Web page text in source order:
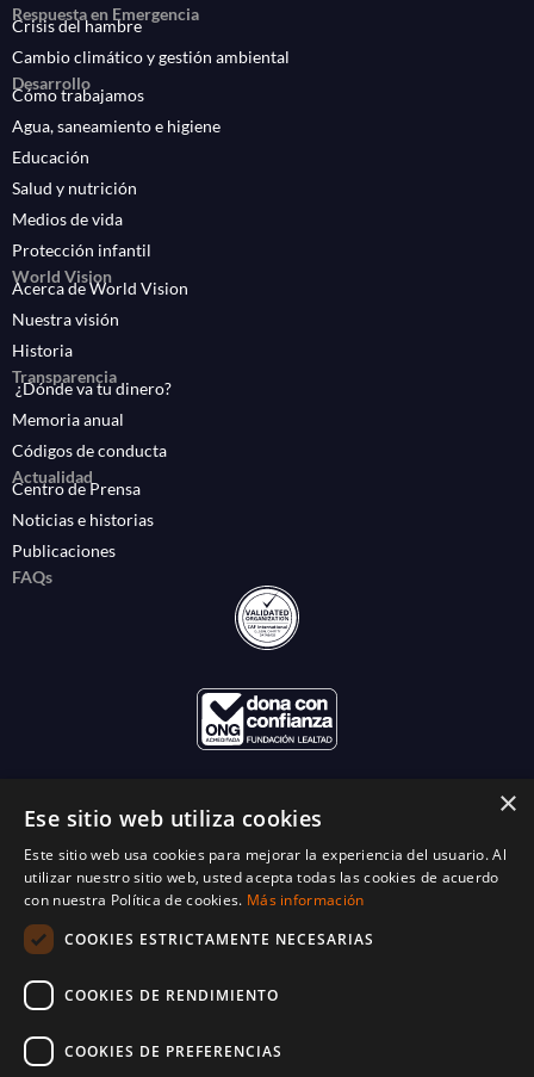
Respuesta en Emergencia
Crisis del hambre
Cambio climático y gestión ambiental
Desarrollo
Cómo trabajamos
Agua, saneamiento e higiene
Educación
Salud y nutrición
Medios de vida
Protección infantil
World Vision
Acerca de World Vision
Nuestra visión
Historia
Transparencia
¿Dónde va tu dinero?
Memoria anual
Códigos de conducta
Actualidad
Centro de Prensa
Noticias e historias
Publicaciones
FAQs
×
Ese sitio web utiliza cookies
Este sitio web usa cookies para mejorar la experiencia del usuario. Al
utilizar nuestro sitio web, usted acepta todas las cookies de acuerdo
con nuestra Política de cookies. Más información
COOKIES ESTRICTAMENTE NECESARIAS
COOKIES DE RENDIMIENTO
COOKIES DE PREFERENCIAS